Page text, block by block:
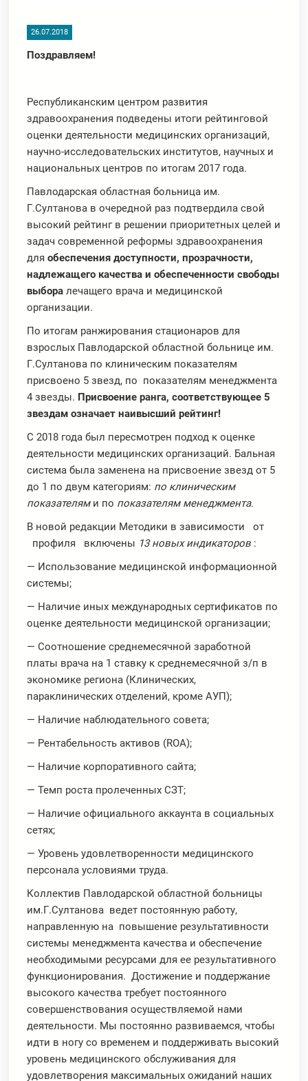
26.07.2018
Поздравляем!
Республиканским центром развития
здравоохранения подведены итоги рейтинговой
оценки деятельности медицинских организаций,
научно-исследовательских институтов, научных и
национальных центров по итогам 2017 года.
Павлодарская областная больница им.
Г.Султанова в очередной раз подтвердила свой
высокий рейтинг в решении приоритетных целей и
задач современной реформы здравоохранения
дляобеспечения доступности, прозрачности,
надлежащего качества и обеспеченности свободы
выбора лечащего врача и медицинской
организации.
По итогам ранжирования стационаров для
взрослых Павлодарской областной больнице им.
Г.Султанова по клиническим показателям
присвоено 5 звезд, по показателям менеджмента
4 звезды. Присвоение ранга, соответствующее 5
звездам означает наивысший рейтинг!
С 2018 года был пересмотрен подход к оценке
деятельности медицинских организаций. Бальная
система была заменена на присвоение звезд от 5
до 1 по двум категориям: по клиническим
показателями по показателям менеджмента.
В новой редакции Методики в зависимости от
профиля включены 13 новых индикаторов :
— Использование медицинской информационной
системы;
— Наличие иных международных сертификатов по
оценке деятельности медицинской организации;
— Соотношение среднемесячной заработной
платы врача на 1 ставку к среднемесячной з/п в
экономике региона (Клинических,
параклинических отделений, кроме АУП);
— Наличие наблюдательного совета;
— Рентабельность активов (ROA);
— Наличие корпоративного сайта;
— Темп роста пролеченных СЗТ;
— Наличие официального аккаунта в социальных
сетях;
— Уровень удовлетворенности медицинского
персонала условиями труда.
Коллектив Павлодарской областной больницы
им.Г.Султанова ведет постоянную работу,
направленную на повышение результативности
системы менеджмента качества и обеспечение
необходимыми ресурсами для ее результативного
функционирования. Достижение и поддержание
высокого качества требует постоянного
совершенствования осуществляемой нами
деятельности. Мы постоянно развиваемся, чтобы
идти в ногу со временем и поддерживать высокий
уровень медицинского обслуживания для
удовлетворения максимальных ожиданий наших